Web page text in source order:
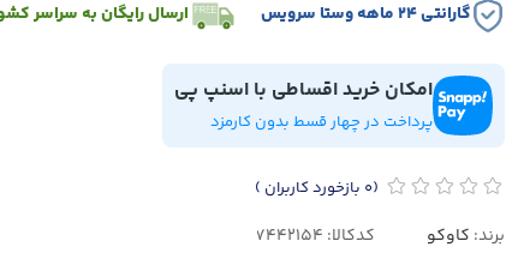
گارانتی ۲۴ ماهه وستا سرویس ارسال رایگان به سراسر
امکان خرید اقساطی با اسنپ پی
پرداخت در چهار قسط بدون کارمزد
(0 بازخورد کاربران )
برند: کاوکو کدکالا: